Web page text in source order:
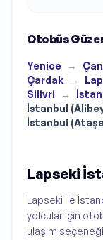
Otobüs
Yenice →
Çardak
→
Silivri
→
İstanbul
İstanbul
Lapseki
Lapseki ile
yolcular için
ulaşım